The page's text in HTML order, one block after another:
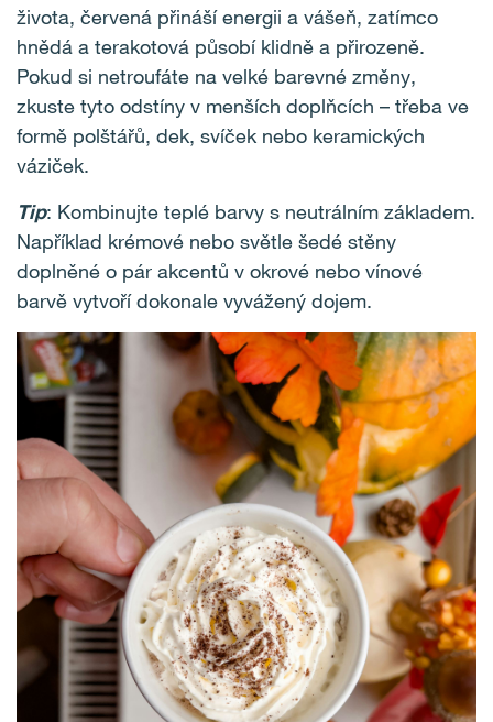
života, červená přináší energii a vášeň, zatímco
hnědá a terakotová působí klidně a přirozeně.
Pokud si netroufáte na velké barevné změny,
zkuste tyto odstíny v menších doplňcích – třeba ve
formě polštářů, dek, svíček nebo keramických
váziček.
Tip: Kombinujte teplé barvy s neutrálním základem.
Například krémové nebo světle šedé stěny
doplněné o pár akcentů v okrové nebo vínové
barvě vytvoří dokonale vyvážený dojem.